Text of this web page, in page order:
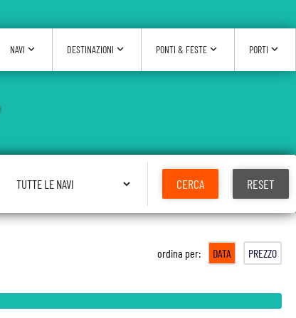
ordina per: DATA PREZZO
CERCA RESET
NAVI expand_more DESTINAZIONI expand_more PONTI & FESTE expand_more PORTI expand_more